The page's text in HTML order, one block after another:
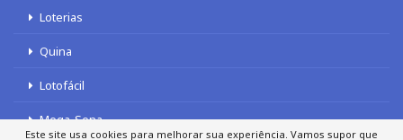
Loterias
Quina
Lotofácil
Mega-Sena
Este site usa cookies para melhorar sua experiência. Vamos supor que